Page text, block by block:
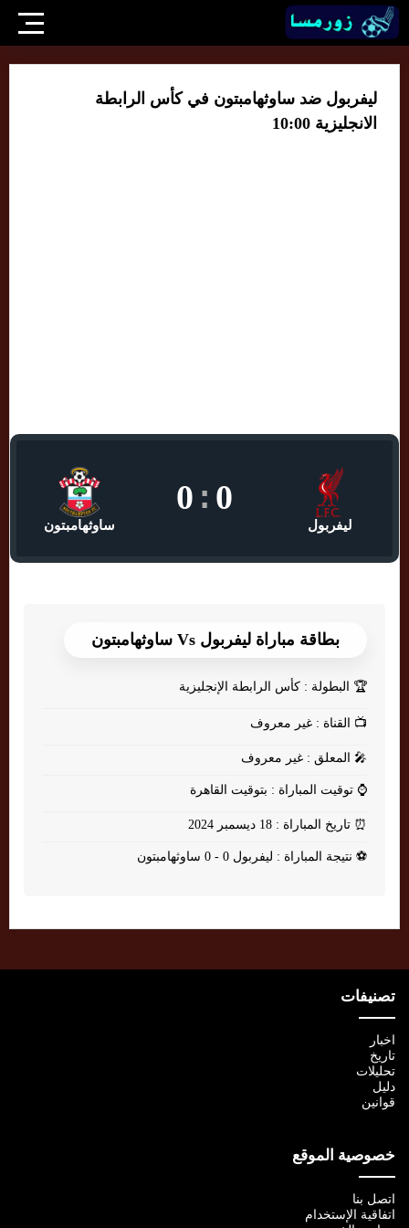
ليفربول ضد ساوثهامبتون في كأس الرابطة
الانجليزية 10:00
ليفربول
0
:
0
ساوثهامبتون
بطاقة مباراة ليفربول Vs ساوثهامبتون
🏆 البطولة : كأس الرابطة الإنجليزية
📺 القناة : غير معروف
🎤 المعلق : غير معروف
⌚ توقيت المباراة : بتوقيت القاهرة
⏰ تاريخ المباراة : 18 ديسمبر 2024
⚽ نتيجة المباراة : ليفربول 0 - 0 ساوثهامبتون
تصنيفات
اخبار
تاريخ
تحليلات
دليل
قوانين
خصوصية الموقع
اتصل بنا
اتفاقية الإستخدام